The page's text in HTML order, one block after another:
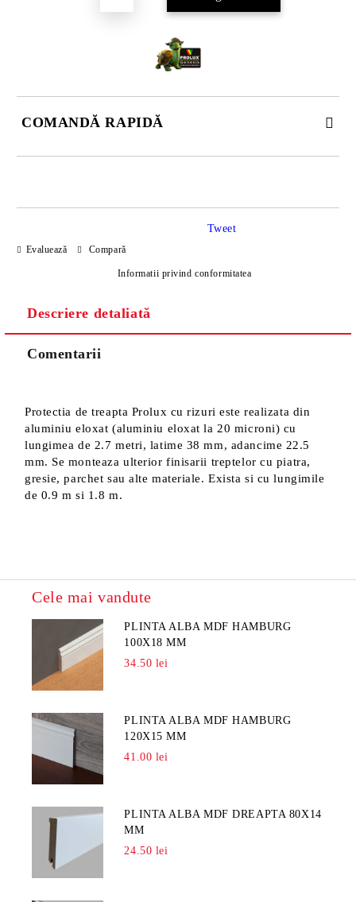
COMANDĂ RAPIDĂ
Sunt de acord cuPolitica de confidentialitate
Noi vă vom contacta pentru finalizarea comenzii.
Evaluează Compară
Informatii privind conformitatea
Tweet
Descriere detaliată
Comentarii
Protectia de treapta Prolux cu rizuri este realizata din
aluminiu eloxat (aluminiu eloxat la 20 microni) cu
lungimea de 2.7 metri, latime 38 mm, adancime 22.5
mm. Se monteaza ulterior finisarii treptelor cu piatra,
gresie, parchet sau alte materiale. Exista si cu lungimile
de 0.9 m si 1.8 m.
Cele mai vandute
PLINTA ALBA MDF HAMBURG
100X18 MM
34.50 lei
PLINTA ALBA MDF HAMBURG
120X15 MM
41.00 lei
PLINTA ALBA MDF DREAPTA 80X14
MM
24.50 lei